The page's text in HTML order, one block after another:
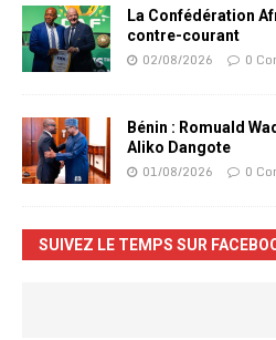
La Confédération
contre-courant
02/08/2026 0
Bénin : Romuald
Aliko Dangote
01/08/2026 0
SUIVEZ LE TEMPS SUR